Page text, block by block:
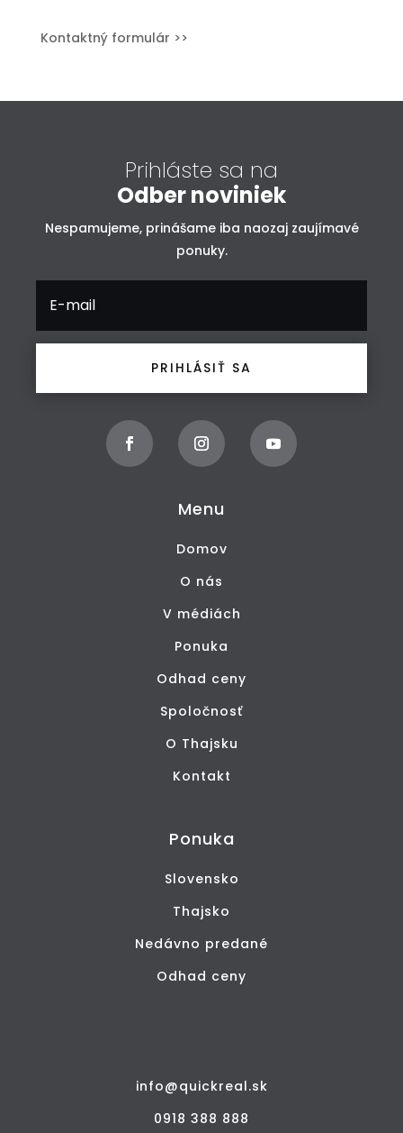
Kontaktný formulár >>
Prihláste sa na
Odber noviniek
Nespamujeme, prinášame iba naozaj zaujímavé
ponuky.
PRIHLÁSIŤ SA
Menu
Domov
O nás
V médiách
Ponuka
Odhad ceny
Spoločnosť
O Thajsku
Kontakt
Ponuka
Slovensko
Thajsko
Nedávno predané
Odhad ceny
info@quickreal.sk
0918 388 888